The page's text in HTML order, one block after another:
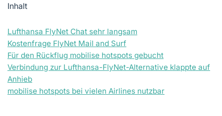
Inhalt
Lufthansa FlyNet Chat sehr langsam
Kostenfrage FlyNet Mail and Surf
Für den Rückflug mobilise hotspots gebucht
Verbindung zur Lufthansa-FlyNet-Alternative klappte auf
Anhieb
mobilise hotspots bei vielen Airlines nutzbar